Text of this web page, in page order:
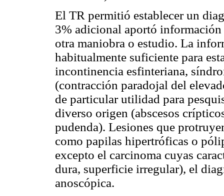
El TR permitió establecer un
3% adicional aportó
otra maniobra o estudio. La
habitualmente suficiente para
incontinencia esfinteriana,
(contracción paradojal del
de particular utilidad para
diverso origen (abscesos
pudenda). Lesiones que
como papilas hipertróficas o
excepto el carcinoma cuyas
dura, superficie irregular), el
anoscópica.